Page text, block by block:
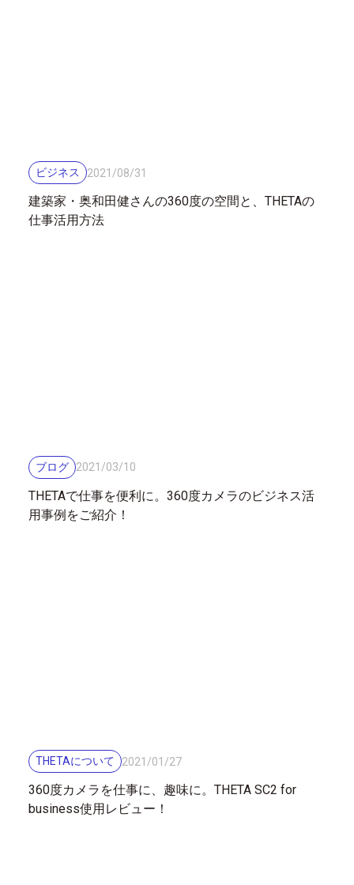
ビジネス 2021 /08/31
建築家・奥和田健さんの360度の空間と、THETAの
仕事活用方法
ブログ 2021 /03/10
THETAで仕事を便利に。360度カメラのビジネス活
用事例をご紹介！
THETAについて 2021 /01 /27
360度カメラを仕事に、趣味に。THETA SC2 for
business使用レビュー！